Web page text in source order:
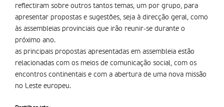
reflectiram sobre outros tantos temas, um por grupo, para
apresentar propostas e sugestões, seja à direcção geral, como
às assembleias provinciais que irão reunir-se durante o
próximo ano.
as principais propostas apresentadas em assembleia estão
relacionadas com os meios de comunicação social, com os
encontros continentais e com a abertura de uma nova missão
no Leste europeu.